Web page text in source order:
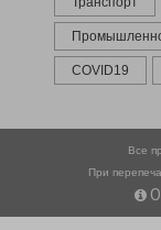
COVID19
Все
При